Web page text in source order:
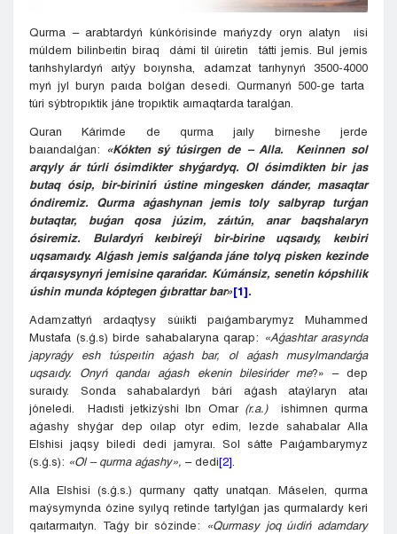
Qurma – arabtardyń kúnkórisinde mańyzdy oryn alatyn ıisi
múldem bilinbeıtin biraq dámi til úıiretin tátti jemis. Bul jemis
tarıhshylardyń aıtýy boıynsha, adamzat tarıhynyń 3500-4000
myń jyl buryn paıda bolǵan desedi. Qurmanyń 500-ge tarta
túri sýbtropıktik jáne tropıktik aımaqtarda taralǵan.
Quran Kárimde de qurma jaıly birneshe jerde
baıandalǵan:
«Kókten sý túsirgen de – Alla. Keıinnen sol
arqyly ár túrli ósimdikter shyǵardyq. Ol ósimdikten bir jas
butaq ósip, bir-biriniń ústine mingesken dánder, masaqtar
óndiremiz. Qurma aǵashynan jemis toly salbyrap turǵan
butaqtar, buǵan qosa júzim, záıtún, anar baqshalaryn
ósiremiz. Bulardyń keıbireýi bir-birine uqsaıdy, keıbiri
uqsamaıdy. Alǵash jemis salǵanda jáne tolyq pisken kezinde
árqaısysynyń jemisine qarańdar. Kúmánsiz, senetin kópshilik
úshin munda kóptegen ǵıbrattar bar»[1].
Adamzattyń ardaqtysy súıikti paıǵambarymyz Muhammed
Mustafa (s.ǵ.s) birde sahabalaryna qarap: «Aǵashtar arasynda
japyraǵy esh túspeıtin aǵash bar, ol aǵash musylmandarǵa
uqsaıdy. Onyń qandaı aǵash ekenin bilesińder me?» – dep
suraıdy. Sonda sahabalardyń bári aǵash ataýlaryn ataı
jóneledi. Hadısti jetkizýshi Ibn Omar (r.a.)ishimnen qurma
aǵashy shyǵar dep oılap otyr edim, lezde sahabalar Alla
Elshisi jaqsy biledi dedi jamyraı. Sol sátte Paıǵambarymyz
(s.ǵ.s): «Ol– qurma aǵashy», – dedi[2]
Alla Elshisi (s.ǵ.s.) qurmany qatty unatqan. Máselen, qurma
maýsymynda ózine syılyq retinde tartylǵan jas qurmalardy keri
qaıtarmaıtyn. Taǵy bir sózinde:
«Qurmasy joq úıdiń adamdary